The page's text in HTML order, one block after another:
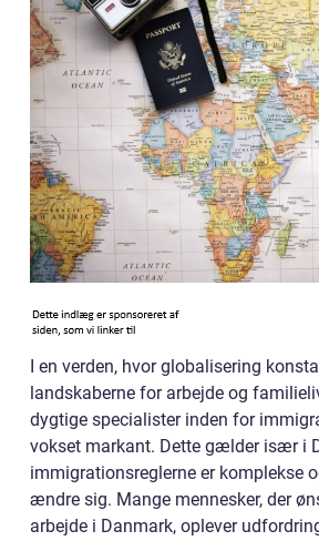
I en verden, hvor globalisering
landskaberne for arbejde og
dygtige specialister inden for
vokset markant. Dette gælder især i
immigrationsreglerne er komplekse
ændre sig. Mange mennesker, der
arbejde i Danmark, oplever